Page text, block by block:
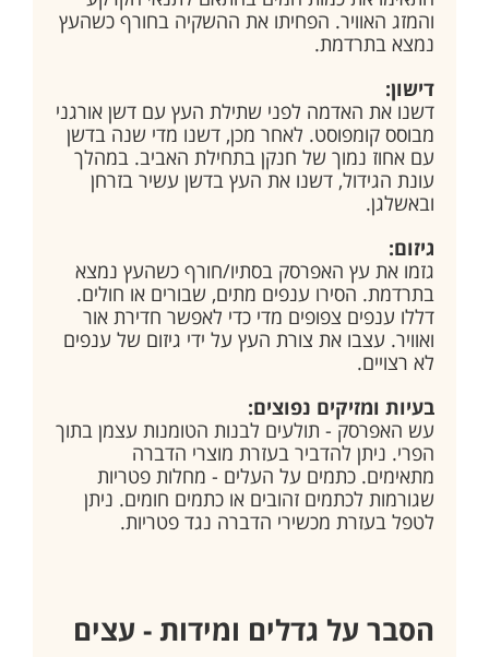
והמזג האוויר. הפחיתו את ההשקיה בחורף כשהעץ
נמצא בתרדמת.
דישון:
דשנו את האדמה לפני שתילת העץ עם דשן אורגני
מבוסס קומפוסט. לאחר מכן, דשנו מדי שנה בדשן
עם אחוז נמוך של חנקן בתחילת האביב. במהלך
עונת הגידול, דשנו את העץ בדשן עשיר בזרחן
ובאשלגן.
גיזום:
גזמו את עץ האפרסק בסתיו/חורף כשהעץ נמצא
בתרדמת. הסירו ענפים מתים, שבורים או חולים.
דללו ענפים צפופים מדי כדי לאפשר חדירת אור
ואוויר. עצבו את צורת העץ על ידי גיזום של ענפים
לא רצויים.
בעיות ומזיקים נפוצים:
עש האפרסק - תולעים לבנות הטומנות עצמן בתוך
הפרי. ניתן להדביר בעזרת מוצרי הדברה
מתאימים. כתמים על העלים - מחלות פטריות
שגורמות לכתמים זהובים או כתמים חומים. ניתן
לטפל בעזרת מכשירי הדברה נגד פטריות.
הסבר על גדלים ומידות - עצים